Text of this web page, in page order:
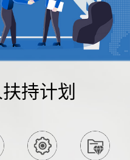
持计划